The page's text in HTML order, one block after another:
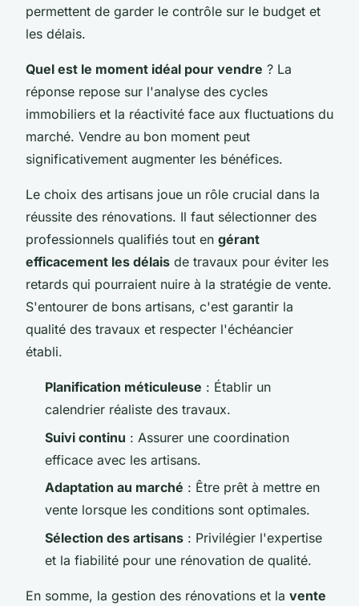
permettent de garder le contrôle sur le budget et
les délais.
Quel est le moment idéal pour vendre ? La
réponse repose sur l'analyse des cycles
immobiliers et la réactivité face aux fluctuations du
marché. Vendre au bon moment peut
significativement augmenter les bénéfices.
Le choix des artisans joue un rôle crucial dans la
réussite des rénovations. Il faut sélectionner des
professionnels qualifiés tout en gérant
efficacement les délais de travaux pour éviter les
retards qui pourraient nuire à la stratégie de vente.
S'entourer de bons artisans, c'est garantir la
qualité des travaux et respecter l'échéancier
établi.
Planification méticuleuse : Établir un
calendrier réaliste des travaux.
Suivi continu : Assurer une coordination
efficace avec les artisans.
Adaptation au marché : Être prêt à mettre en
vente lorsque les conditions sont optimales.
Sélection des artisans : Privilégier l'expertise
et la fiabilité pour une rénovation de qualité.
En somme, la gestion des rénovations et la vente